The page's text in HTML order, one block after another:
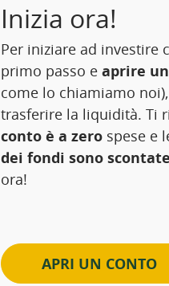
Inizia ora!
Per iniziare ad investire
primo passo e aprire
come lo chiamiamo
trasferire la liquidità. Ti
conto è a zero spese e
dei fondi sono
ora!
APRI UN CONTO